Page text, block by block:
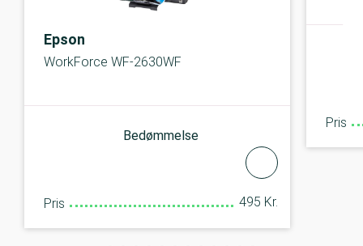
Epson
WorkForce WF-2630WF
Bedømmelse
Pris 495 Kr.
Pris